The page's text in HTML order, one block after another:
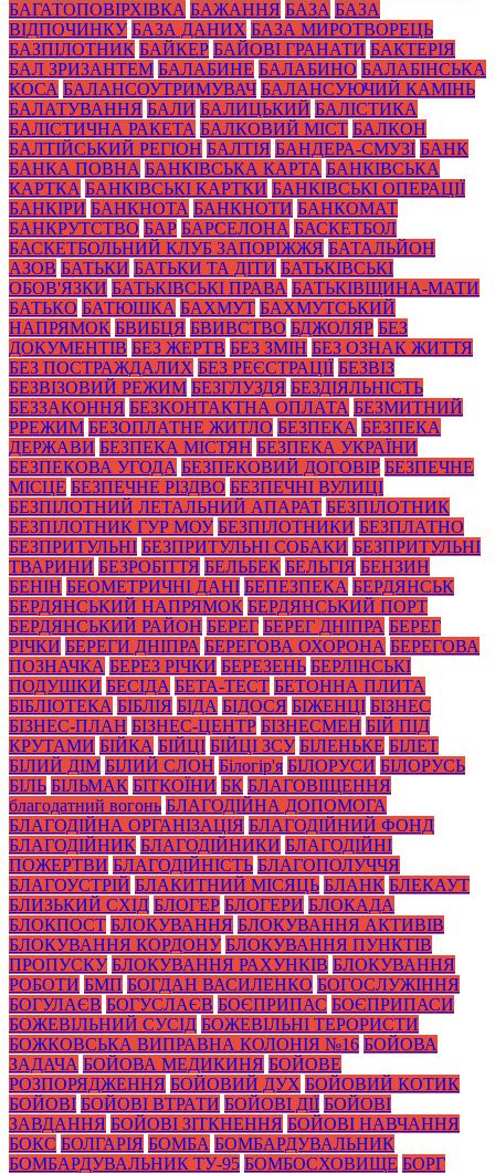
БАГАТОПОВІРХІВКА БАЖАННЯ БАЗА БАЗА
ВІДПОЧИНКУ БАЗА ДАНИХ БАЗА МИРОТВОРЕЦЬ
БАЗПІЛОТНИК БАЙКЕР БАЙОВІ ГРАНАТИ БАКТЕРІЯ
БАЛ ЗРИЗАНТЕМ БАЛАБИНЕ БАЛАБИНО БАЛАБІНСЬКА
КОСА БАЛАНСОУТРИМУВАЧ БАЛАНСУЮЧИЙ КАМІНЬ
БАЛАТУВАННЯ БАЛИ БАЛИЦЬКИЙ БАЛІСТИКА
БАЛІСТИЧНА РАКЕТА БАЛКОВИЙ МІСТ БАЛКОН
БАЛТІЙСЬКИЙ РЕГІОН БАЛТІЯ БАНДЕРА-СМУЗІ БАНК
БАНКА ПОВНА БАНКІВСЬКА КАРТА БАНКІВСЬКА
КАРТКА БАНКІВСЬКІ КАРТКИ БАНКІВСЬКІ ОПЕРАЦІЇ
БАНКІРИ БАНКНОТА БАНКНОТИ БАНКОМАТ
БАНКРУТСТВО БАР БАРСЕЛОНА БАСКЕТБОЛ
БАСКЕТБОЛЬНИЙ КЛУБ ЗАПОРІЖЖЯ БАТАЛЬЙОН
АЗОВ БАТЬКИ БАТЬКИ ТА ДІТИ БАТЬКІВСЬКІ
ОБОВ'ЯЗКИ БАТЬКІВСЬКІ ПРАВА БАТЬКІВЩИНА-МАТИ
БАТЬКО БАТЮШКА БАХМУТ БАХМУТСЬКИЙ
НАПРЯМОК БВИБЦЯ БВИВСТВО БДЖОЛЯР БЕЗ
ДОКУМЕНТІВ БЕЗ ЖЕРТВ БЕЗ ЗМІН БЕЗ ОЗНАК ЖИТТЯ
БЕЗ ПОСТРАЖДАЛИХ БЕЗ РЕЄСТРАЦІЇ БЕЗВІЗ
БЕЗВІЗОВИЙ РЕЖИМ БЕЗГЛУЗДЯ БЕЗДІЯЛЬНІСТЬ
БЕЗЗАКОННЯ БЕЗКОНТАКТНА ОПЛАТА БЕЗМИТНИЙ
РРЕЖИМ БЕЗОПЛАТНЕ ЖИТЛО БЕЗПЕКА БЕЗПЕКА
ДЕРЖАВИ БЕЗПЕКА МІСТЯН БЕЗПЕКА УКРАЇНИ
БЕЗПЕКОВА УГОДА БЕЗПЕКОВИЙ ДОГОВІР БЕЗПЕЧНЕ
МІСЦЕ БЕЗПЕЧНЕ РІЗДВО БЕЗПЕЧНІ ВУЛИЦІ
БЕЗПІЛОТНИЙ ЛЕТАЛЬНИЙ АПАРАТ БЕЗПІЛОТНИК
БЕЗПІЛОТНИК ГУР МОУ БЕЗПІЛОТНИКИ БЕЗПЛАТНО
БЕЗПРИТУЛЬНІ БЕЗПРИТУЛЬНІ СОБАКИ БЕЗПРИТУЛЬНІ
ТВАРИНИ БЕЗРОБІТТЯ БЕЛЬБЕК БЕЛЬГІЯ БЕНЗИН
БЕНІН БЕОМЕТРИЧНІ ДАНІ БЕПЕЗПЕКА БЕРДЯНСЬК
БЕРДЯНСЬКИЙ НАПРЯМОК БЕРДЯНСЬКИЙ ПОРТ
БЕРДЯНСЬКИЙ РАЙОН БЕРЕГ БЕРЕГ ДНІПРА БЕРЕГ
РІЧКИ БЕРЕГИ ДНІПРА БЕРЕГОВА ОХОРОНА БЕРЕГОВА
ПОЗНАЧКА БЕРЕЗ РІЧКИ БЕРЕЗЕНЬ БЕРЛІНСЬКІ
ПОДУШКИ БЕСІДА БЕТА-ТЕСТ БЕТОННА ПЛИТА
БІБЛІОТЕКА БІБЛІЯ БІДА БІДОСЯ БІЖЕНЦІ БІЗНЕС
БІЗНЕС-ПЛАН БІЗНЕС-ЦЕНТР БІЗНЕСМЕН БІЙ ПІД
КРУТАМИ БІЙКА БІЙЦІ БІЙЦІ ЗСУ БІЛЕНЬКЕ БІЛЕТ
БІЛИЙ ДІМ БІЛИЙ СЛОН Білогір'я БІЛОРУСИ БІЛОРУСЬ
БІЛЬ БІЛЬМАК БІТКОЇНИ БК БЛАГОВІЩЕННЯ
благодатний вогонь БЛАГОДІЙНА ДОПОМОГА
БЛАГОДІЙНА ОРГАНІЗАЦІЯ БЛАГОДІЙНИЙ ФОНД
БЛАГОДІЙНИК БЛАГОДІЙНИКИ БЛАГОДІЙНІ
ПОЖЕРТВИ БЛАГОДІЙНІСТЬ БЛАГОПОЛУЧЧЯ
БЛАГОУСТРІЙ БЛАКИТНИЙ МІСЯЦЬ БЛАНК БЛЕКАУТ
БЛИЗЬКИЙ СХІД БЛОГЕР БЛОГЕРИ БЛОКАДА
БЛОКПОСТ БЛОКУВАННЯ БЛОКУВАННЯ АКТИВІВ
БЛОКУВАННЯ КОРДОНУ БЛОКУВАННЯ ПУНКТІВ
ПРОПУСКУ БЛОКУВАННЯ РАХУНКІВ БЛОКУВАННЯ
РОБОТИ БМП БОГДАН ВАСИЛЕНКО БОГОСЛУЖІННЯ
БОГУЛАЄВ БОГУСЛАЄВ БОЄПРИПАС БОЄПРИПАСИ
БОЖЕВІЛЬНИЙ СУСІД БОЖЕВІЛЬНІ ТЕРОРИСТИ
БОЖКОВСЬКА ВИПРАВНА КОЛОНІЯ №16 БОЙОВА
ЗАДАЧА БОЙОВА МЕДИКИНЯ БОЙОВЕ
РОЗПОРЯДЖЕННЯ БОЙОВИЙ ДУХ БОЙОВИЙ КОТИК
БОЙОВІ БОЙОВІ ВТРАТИ БОЙОВІ ДІЇ БОЙОВІ
ЗАВДАННЯ БОЙОВІ ЗІТКНЕННЯ БОЙОВІ НАВЧАННЯ
БОКС БОЛГАРІЯ БОМБА БОМБАРДУВАЛЬНИК
БОМБАРДУВАЛЬНИК ТУ-95 БОМБОСХОВИЩЕ БОРГ